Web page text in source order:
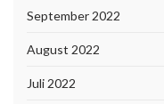
September 2022
August 2022
Juli 2022